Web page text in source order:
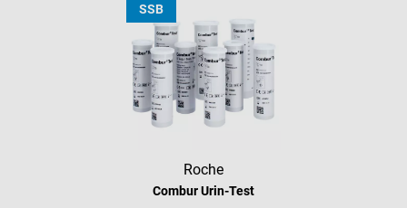
SSB
Roche
Combur Urin-Test